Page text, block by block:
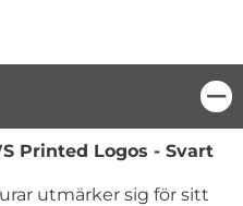
Printed Logos - Svart
utmärker sig för sitt